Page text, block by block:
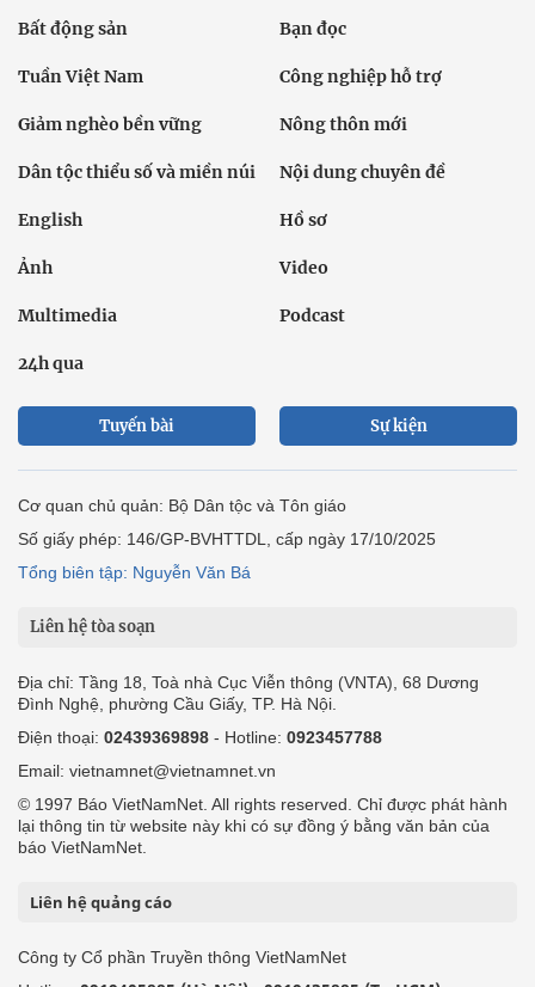
Bất động sản Bạn đọc
Tuần Việt Nam Công nghiệp hỗ trợ
Giảm nghèo bền vững Nông thôn mới
Dân tộc thiểu số và miền núi Nội dung chuyên đề
English Hồ sơ
Ảnh Video
Multimedia Podcast
24h qua
Tuyến bài Sự kiện
Cơ quan chủ quản: Bộ Dân tộc và Tôn giáo
Số giấy phép: 146/GP-BVHTTDL, cấp ngày 17/10/2025
Tổng biên tập: Nguyễn Văn Bá
Liên hệ tòa soạn
Địa chỉ: Tầng 18, Toà nhà Cục Viễn thông (VNTA), 68 Dương
Đình Nghệ, phường Cầu Giấy, TP. Hà Nội.
Điện thoại: 02439369898 - Hotline: 0923457788
Email: vietnamnet@vietnamnet.vn
© 1997 Báo VietNamNet. All rights reserved. Chỉ được phát hành
lại thông tin từ website này khi có sự đồng ý bằng văn bản của
báo VietNamNet.
Liên hệ quảng cáo
Công ty Cổ phần Truyền thông VietNamNet